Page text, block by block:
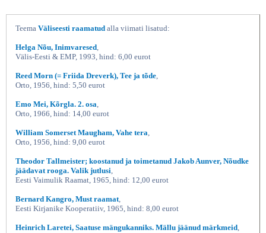
Teema Väliseesti raamatud alla viimati lisatud:
Helga Nõu, Inimvaresed
Välis-Eesti & EMP, 1993, hind: 6,00 eurot
Reed Morn (= Friida Dreverk), Tee ja tõde
Orto, 1956, hind: 5,50 eurot
Emo Mei, Kõrgla. 2. osa
Orto, 1966, hind: 14,00 eurot
William Somerset Maugham, Vahe tera
Orto, 1956, hind: 9,00 eurot
Theodor Tallmeister; koostanud ja toimetanud Jakob Aunver, Nõudke
jäädavat rooga. Valik jutlusi
Eesti Vaimulik Raamat, 1965, hind: 12,00 eurot
Bernard Kangro, Must raamat
Eesti Kirjanike Kooperatiiv, 1965, hind: 8,00 eurot
Heinrich Laretei, Saatuse mängukanniks. Mällu jäänud märkmeid